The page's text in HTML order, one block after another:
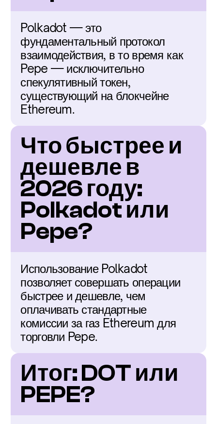
Polkadot — это
фундаментальный протокол
взаимодействия, в то время как
Pepe — исключительно
спекулятивный токен,
существующий на блокчейне
Ethereum.
Что быстрее и
дешевле в
2026 году:
Polkadot или
Pepe?
Использование Polkadot
позволяет совершать операции
быстрее и дешевле, чем
оплачивать стандартные
комиссии за газ Ethereum для
торговли Pepe.
Итог: DOT или
PEPE?